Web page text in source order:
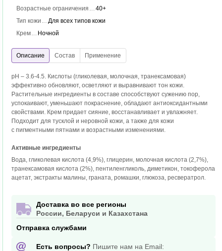
Возрастные ограничения
40+
Тип кожи
Для всех типов кожи
Крем
Ночной
pH – 3.6-4.5. Кислоты (гликолевая, молочная, транексамовая)
эффективно обновляют, осветляют и выравнивают тон кожи.
Растительные ингредиенты в составе способствуют сужению пор,
успокаивают, уменьшают покраснение, обладают антиоксидантными
свойствами. Крем придает сияние, восстанавливает и увлажняет.
Подходит для тусклой и неровной кожи, а также для кожи
с пигментными пятнами и возрастными изменениями.
Активные ингредиенты
Вода, гликолевая кислота (4,9%), глицерин, молочная кислота (2,7%),
транексамовая кислота (2%), пентиленгликоль, диметикон, токоферола
ацетат, экстракты малины, граната, ромашки, глюкоза, ресвератрол.
Доставка во все регионы
России, Беларуси и Казахстана
Отправка службами
Есть вопросы? Пишите нам на Email: